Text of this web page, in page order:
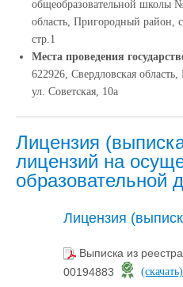
общеобразовательной школы
область, Пригородный район,
стр.1
Места проведения
622926, Свердловская
ул. Советская, 10а
Лицензия
лицензий на
образовательной
Лицензия
Выписка из
00194883
(скачать)